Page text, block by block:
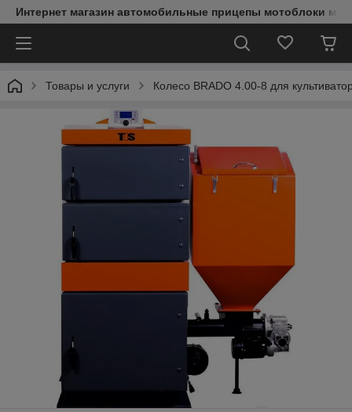
Интернет магазин автомобильные прицепы мотоблоки
Товары и услуги Колесо BRADO 4.00-8 для